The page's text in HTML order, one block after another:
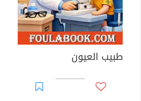
طبيب العيون